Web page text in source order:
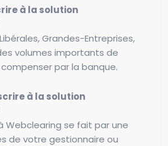
à la solution
Grandes-Entreprises,
volumes importants de
par la banque.
à la solution
Webclearing se fait par une
de votre gestionnaire ou